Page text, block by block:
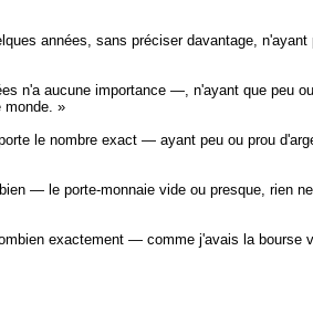
années, sans préciser davantage,
n'a aucune importance —, n'ayant que peu
monde. »
le nombre exact — ayant peu ou prou
— le porte-monnaie vide ou presque, rien
exactement — comme j'avais la bourse